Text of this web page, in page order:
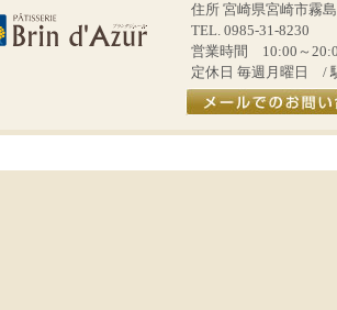
住所 宮崎県宮崎市霧
TEL. 0985-31-8230
営業時間 10:00～
定休日 毎週月曜日 /